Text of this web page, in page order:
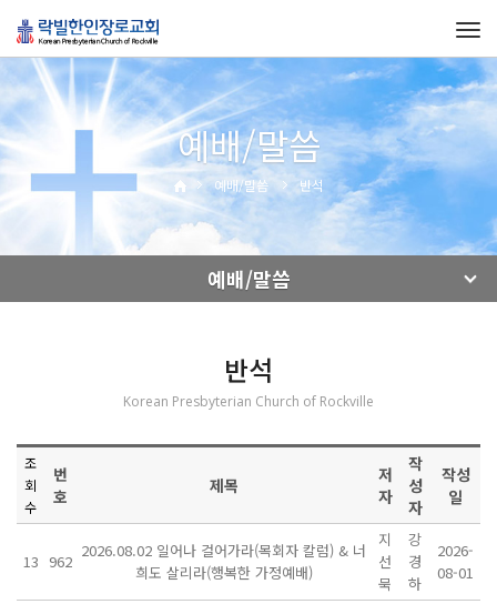
예배/말씀
예배/말씀 반석
예배/말씀
반석
Korean Presbyterian Church of Rockville
조
회
수
번
호
제목
저
자
작
성
자
작성
일
13 962
2026.08.02 일어나 걸어가라(목회자 칼럼) & 너
희도 살리라(행복한 가정예배)
지
선
묵
강
경
하
2026-
08-01